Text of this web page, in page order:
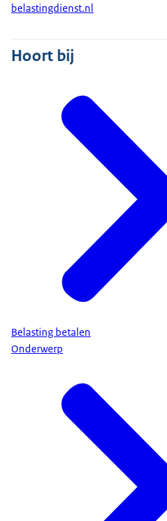
belastingdienst.nl
Hoort bij
Belasting betalen
Onderwerp